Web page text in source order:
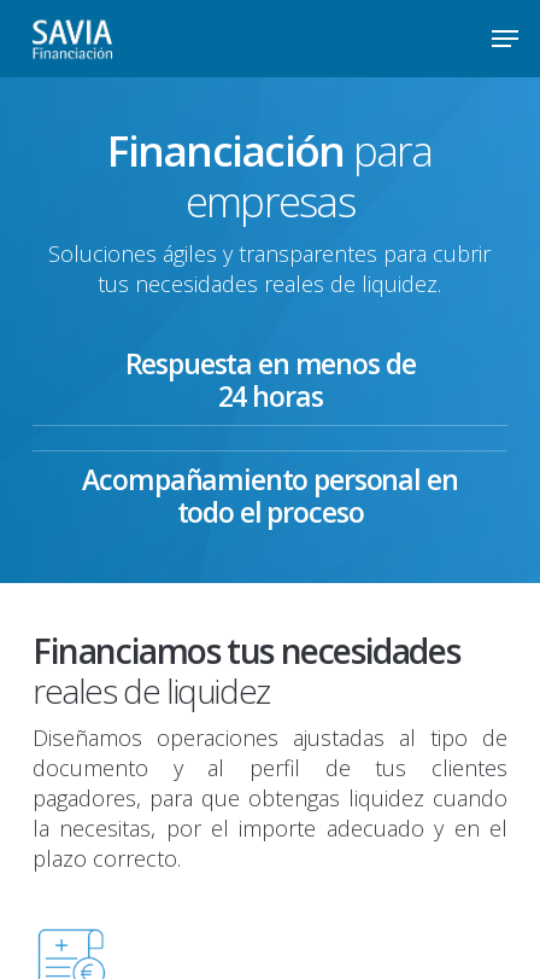
Skip
Financiación para
empresas
Soluciones ágiles y transparentes para cubrir
tus necesidades reales de liquidez.
Respuesta en menos de
24 horas
Acompañamiento personal en
todo el proceso
Financiamos tus necesidades
reales de liquidez
Diseñamos operaciones ajustadas al tipo de
documento y al perfil de tus clientes
pagadores, para que obtengas liquidez cuando
la necesitas, por el importe adecuado y en el
plazo correcto.